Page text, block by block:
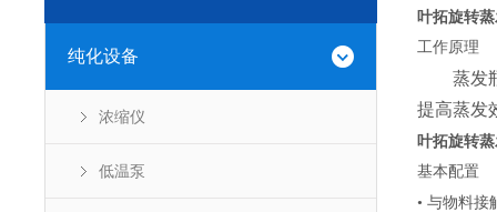
纯化设备
浓缩仪
低温泵
叶拓旋转
工作原理
蒸发
提高蒸发
叶拓旋转
基本配置
• 与物料接